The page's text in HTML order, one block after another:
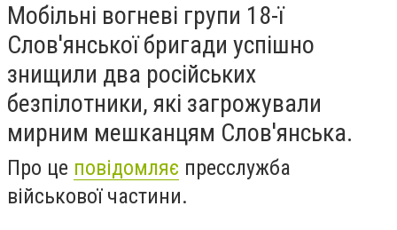
Мобільні вогневі групи 18-ї
Слов'янської бригади успішно
знищили два російських
безпілотники, які загрожували
мирним мешканцям Слов'янська.
Про це повідомляє пресслужба
військової частини.